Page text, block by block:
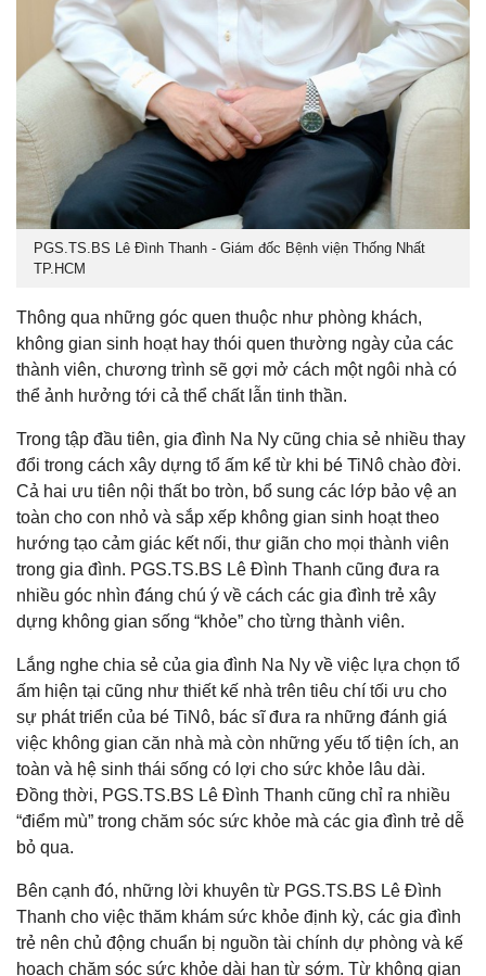
PGS.TS.BS Lê Đình Thanh - Giám đốc Bệnh viện Thống Nhất
TP.HCM
Thông qua những góc quen thuộc như phòng khách,
không gian sinh hoạt hay thói quen thường ngày của các
thành viên, chương trình sẽ gợi mở cách một ngôi nhà có
thể ảnh hưởng tới cả thể chất lẫn tinh thần.
Trong tập đầu tiên, gia đình Na Ny cũng chia sẻ nhiều thay
đổi trong cách xây dựng tổ ấm kể từ khi bé TiNô chào đời.
Cả hai ưu tiên nội thất bo tròn, bổ sung các lớp bảo vệ an
toàn cho con nhỏ và sắp xếp không gian sinh hoạt theo
hướng tạo cảm giác kết nối, thư giãn cho mọi thành viên
trong gia đình. PGS.TS.BS Lê Đình Thanh cũng đưa ra
nhiều góc nhìn đáng chú ý về cách các gia đình trẻ xây
dựng không gian sống “khỏe” cho từng thành viên.
Lắng nghe chia sẻ của gia đình Na Ny về việc lựa chọn tổ
ấm hiện tại cũng như thiết kế nhà trên tiêu chí tối ưu cho
sự phát triển của bé TiNô, bác sĩ đưa ra những đánh giá
việc không gian căn nhà mà còn những yếu tố tiện ích, an
toàn và hệ sinh thái sống có lợi cho sức khỏe lâu dài.
Đồng thời, PGS.TS.BS Lê Đình Thanh cũng chỉ ra nhiều
“điểm mù” trong chăm sóc sức khỏe mà các gia đình trẻ dễ
bỏ qua.
Bên cạnh đó, những lời khuyên từ PGS.TS.BS Lê Đình
Thanh cho việc thăm khám sức khỏe định kỳ, các gia đình
trẻ nên chủ động chuẩn bị nguồn tài chính dự phòng và kế
hoạch chăm sóc sức khỏe dài hạn từ sớm. Từ không gian